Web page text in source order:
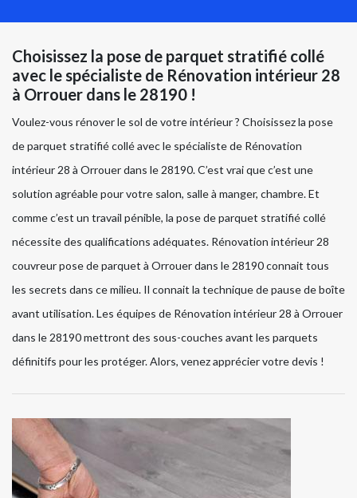
Choisissez la pose de parquet stratifié collé
avec le spécialiste de Rénovation intérieur 28
à Orrouer dans le 28190 !
Voulez-vous rénover le sol de votre intérieur ? Choisissez la pose
de parquet stratifié collé avec le spécialiste de Rénovation
intérieur 28 à Orrouer dans le 28190. C’est vrai que c’est une
solution agréable pour votre salon, salle à manger, chambre. Et
comme c’est un travail pénible, la pose de parquet stratifié collé
nécessite des qualifications adéquates. Rénovation intérieur 28
couvreur pose de parquet à Orrouer dans le 28190 connait tous
les secrets dans ce milieu. Il connait la technique de pause de boîte
avant utilisation. Les équipes de Rénovation intérieur 28 à Orrouer
dans le 28190 mettront des sous-couches avant les parquets
définitifs pour les protéger. Alors, venez apprécier votre devis !